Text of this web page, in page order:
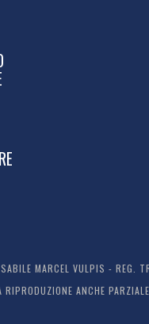
MARCEL VULPIS -
ANCHE PARZIALE